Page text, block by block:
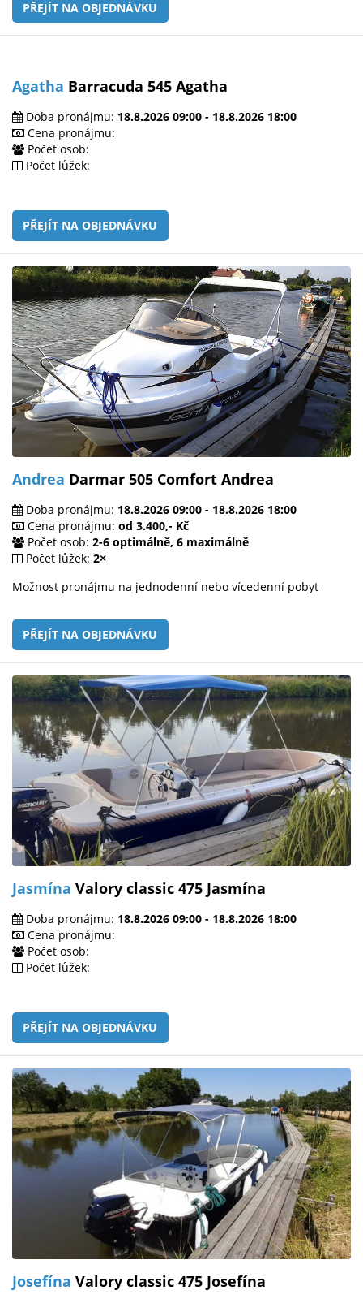
PŘEJÍT NA OBJEDNÁVKU
Agatha Barracuda 545 Agatha
Doba pronájmu: 18.8.2026 09:00 - 18.8.2026 18:00
Cena pronájmu:
Počet osob:
Počet lůžek:
PŘEJÍT NA OBJEDNÁVKU
Andrea Darmar 505 Comfort Andrea
Doba pronájmu: 18.8.2026 09:00 - 18.8.2026 18:00
Cena pronájmu: od 3.400,- Kč
Počet osob: 2-6 optimálně, 6 maximálně
Počet lůžek: 2×
Možnost pronájmu na jednodenní nebo vícedenní pobyt
PŘEJÍT NA OBJEDNÁVKU
Jasmína Valory classic 475 Jasmína
Doba pronájmu: 18.8.2026 09:00 - 18.8.2026 18:00
Cena pronájmu:
Počet osob:
Počet lůžek:
PŘEJÍT NA OBJEDNÁVKU
Josefína Valory classic 475 Josefína